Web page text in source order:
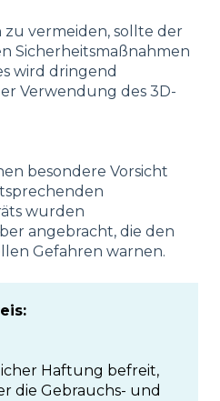
zu vermeiden, sollte der
Sicherheitsmaßnahmen
wird dringend
Verwendung des 3D-
besondere Vorsicht
wurden
angebracht, die den
Gefahren warnen.
Haftung befreit,
die Gebrauchs- und